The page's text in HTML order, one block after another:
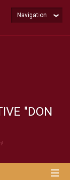
"DON
Navigation